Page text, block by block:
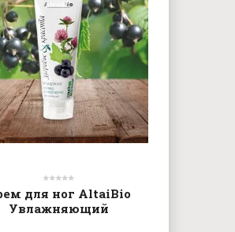
для ног AltaiBio
Увлажняющий